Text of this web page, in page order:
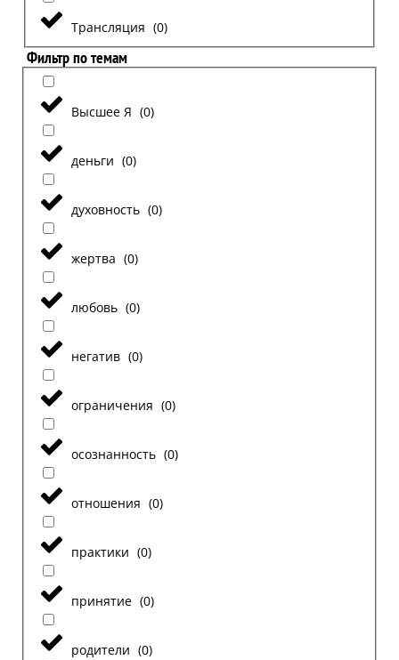
Трансляция (0)
Фильтр по темам
Высшее Я (0)
деньги (0)
духовность (0)
жертва (0)
любовь (0)
негатив (0)
ограничения (0)
осознанность (0)
отношения (0)
практики (0)
принятие (0)
родители (0)